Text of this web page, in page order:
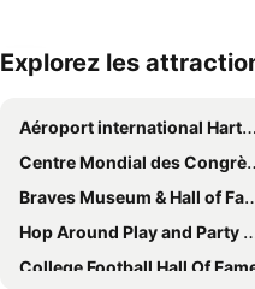
Explorez les
Aéroport international Hartsfield-Jackson d'Atlanta
Centre Mondial des Congrès de Géorgie
Braves Museum & Hall of FameTurner Field Tours
Hop Around Play and Party Center
College Football Hall Of